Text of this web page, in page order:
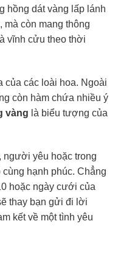
hồng dát vàng lấp lánh
mà còn mang thông
vĩnh cửu theo thời
của các loài hoa. Ngoài
còn hàm chứa nhiều ý
vàng là biểu tượng của
người yêu hoặc trong
hạnh phúc. Chẳng
hoặc ngày cưới của
thay bạn gửi đi lời
kết về một tình yêu